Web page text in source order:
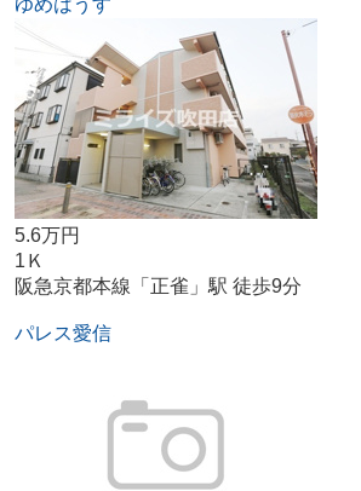
ゆめはうす
5.6万円
1Ｋ
阪急京都本線「正雀」駅 徒歩9分
パレス愛信